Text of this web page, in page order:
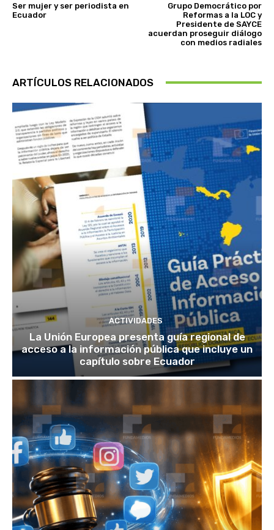
Ser mujer y ser periodista en
Ecuador
Grupo Democrático por
Reformas a la LOC y
Presidente de SAYCE
acuerdan proseguir diálogo
con medios radiales
ARTÍCULOS RELACIONADOS
ACTIVIDADES
La Unión Europea presenta guía regional de
acceso a la información pública que incluye un
capítulo sobre Ecuador